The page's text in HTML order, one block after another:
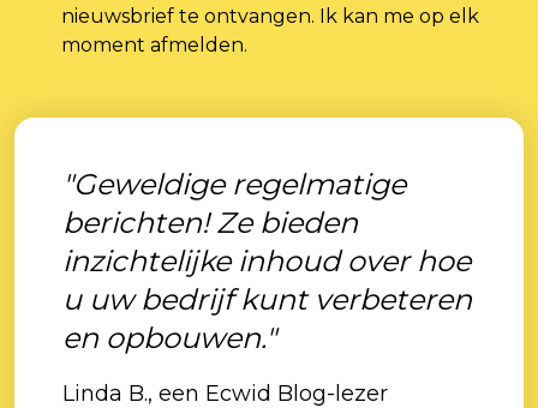
nieuwsbrief te ontvangen. Ik kan me op elk
moment afmelden.
"Geweldige regelmatige
berichten! Ze bieden
inzichtelijke inhoud over hoe
u uw bedrijf kunt verbeteren
en opbouwen."
Linda B., een Ecwid Blog-lezer